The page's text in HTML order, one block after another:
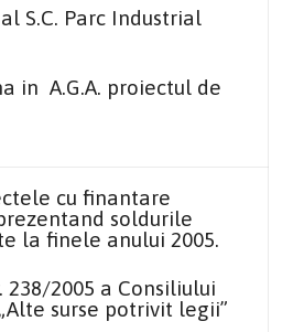
S.C. Parc Industrial
in A.G.A. proiectul de
cu finantare
soldurile
la finele anului 2005.
2005 a Consiliului
surse potrivit legii”